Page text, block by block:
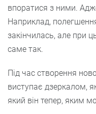
впоратися з ними.
Наприклад,
закінчилась, але при
саме так.
Під час створення
виступає дзеркалом,
який він тепер, яким